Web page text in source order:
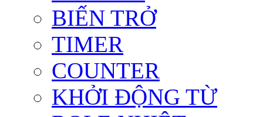
BIẾN TRỞ
TIMER
COUNTER
KHỞI ĐỘNG TỪ